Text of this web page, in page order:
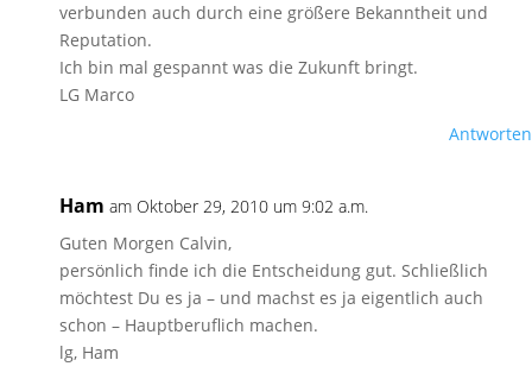
verbunden auch durch eine größere Bekanntheit und
Reputation.
Ich bin mal gespannt was die Zukunft bringt.
LG Marco
Antworten
Ham am Oktober 29, 2010 um 9:02 a.m.
Guten Morgen Calvin,
persönlich finde ich die Entscheidung gut. Schließlich
möchtest Du es ja – und machst es ja eigentlich auch
schon – Hauptberuflich machen.
lg, Ham